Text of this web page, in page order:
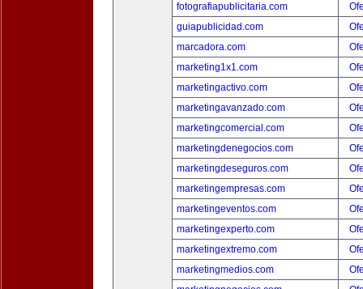
fotografiapublicitaria.com
guiapublicidad.com
marcadora.com
marketing1x1.com
marketingactivo.com
marketingavanzado.com
marketingcomercial.com
marketingdenegocios.com
marketingdeseguros.com
marketingempresas.com
marketingeventos.com
marketingexperto.com
marketingextremo.com
marketingmedios.com